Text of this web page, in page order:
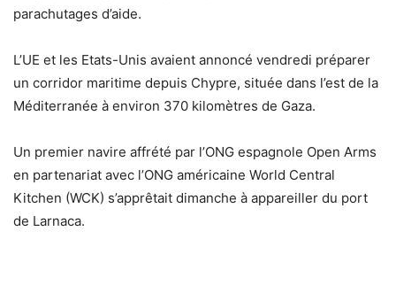
parachutages d’aide.
L’UE et les Etats-Unis avaient annoncé vendredi préparer
un corridor maritime depuis Chypre, située dans l’est de la
Méditerranée à environ 370 kilomètres de Gaza.
Un premier navire affrété par l’ONG espagnole Open Arms
en partenariat avec l’ONG américaine World Central
Kitchen (WCK) s’apprêtait dimanche à appareiller du port
de Larnaca.